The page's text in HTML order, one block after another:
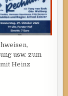
usw. zum
Heinz